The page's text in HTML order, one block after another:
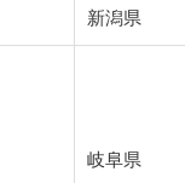
新潟県
岐阜県